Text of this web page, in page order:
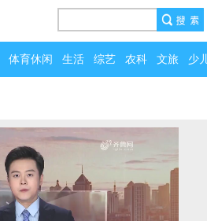
体育休闲 生活 综艺 农科 文旅 少